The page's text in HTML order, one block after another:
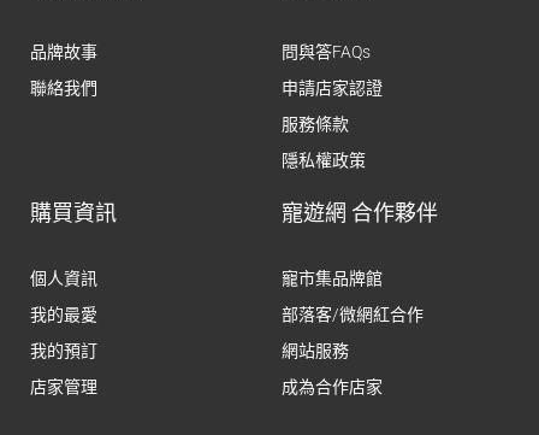
品牌故事
聯絡我們
問與答FAQs
申請店家認證
服務條款
隱私權政策
購買資訊
個人資訊
我的最愛
我的預訂
店家管理
寵遊網 合作夥伴
寵市集品牌館
部落客/微網紅合作
網站服務
成為合作店家